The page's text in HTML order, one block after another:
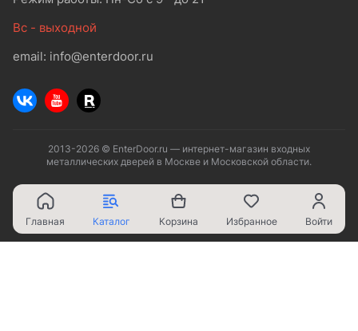
Вс - выходной
email: info@enterdoor.ru
2013-2026 © EnterDoor.ru — интернет-магазин входных
металлических дверей в Москве и Московской области.
Главная Каталог Корзина Избранное Войти